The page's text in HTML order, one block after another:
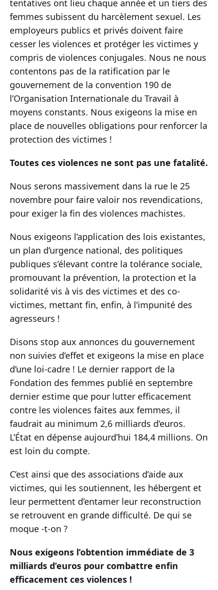
tentatives ont lieu chaque année et un tiers des
femmes subissent du harcèlement sexuel. Les
employeurs publics et privés doivent faire
cesser les violences et protéger les victimes y
compris de violences conjugales. Nous ne nous
contentons pas de la ratification par le
gouvernement de la convention 190 de
l’Organisation Internationale du Travail à
moyens constants. Nous exigeons la mise en
place de nouvelles obligations pour renforcer la
protection des victimes !
Toutes ces violences ne sont pas une fatalité.
Nous serons massivement dans la rue le 25
novembre pour faire valoir nos revendications,
pour exiger la fin des violences machistes.
Nous exigeons l’application des lois existantes,
un plan d’urgence national, des politiques
publiques s’élevant contre la tolérance sociale,
promouvant la prévention, la protection et la
solidarité vis à vis des victimes et des co-
victimes, mettant fin, enfin, à l’impunité des
agresseurs !
Disons stop aux annonces du gouvernement
non suivies d’effet et exigeons la mise en place
d’une loi-cadre ! Le dernier rapport de la
Fondation des femmes publié en septembre
dernier estime que pour lutter efficacement
contre les violences faites aux femmes, il
faudrait au minimum 2,6 milliards d’euros.
L’État en dépense aujourd’hui 184,4 millions. On
est loin du compte.
C’est ainsi que des associations d’aide aux
victimes, qui les soutiennent, les hébergent et
leur permettent d’entamer leur reconstruction
se retrouvent en grande difficulté. De qui se
moque -t-on ?
Nous exigeons l’obtention immédiate de 3
milliards d’euros pour combattre enfin
efficacement ces violences !